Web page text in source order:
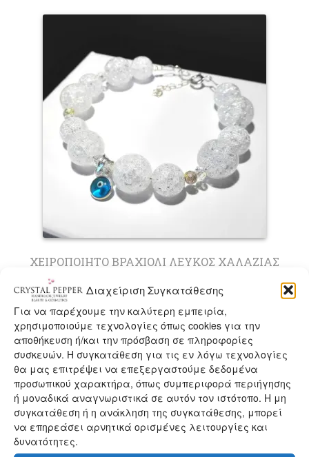
Διαχείριση Συγκατάθεσης
Για να παρέχουμε την καλύτερη εμπειρία,
χρησιμοποιούμε τεχνολογίες όπως cookies για την
αποθήκευση ή/και την πρόσβαση σε πληροφορίες
συσκευών. Η συγκατάθεση για τις εν λόγω τεχνολογίες
θα μας επιτρέψει να επεξεργαστούμε δεδομένα
προσωπικού χαρακτήρα, όπως συμπεριφορά περιήγησης
ή μοναδικά αναγνωριστικά σε αυτόν τον ιστότοπο. Η μη
συγκατάθεση ή η ανάκληση της συγκατάθεσης, μπορεί
να επηρεάσει αρνητικά ορισμένες λειτουργίες και
δυνατότητες.
ΧΕΙΡΟΠΟΙΗΤΟ ΒΡΑΧΙΟΛΙ ΛΕΥΚΟΣ ΧΑΛΑΖΙΑΣ
39,90€
Επιλογή
Αυτό
το
προϊόν
έχει
πολλαπλές
παραλλαγές.
Οι
επιλογές